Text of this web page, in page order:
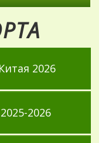
2026
2026